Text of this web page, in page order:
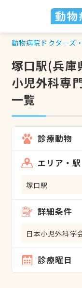
動物病院ドクターズ
塚口駅(兵庫
小児外科専
一覧
診療動物
エリア・駅
塚口駅
詳細条件
日本小児外科学
診療曜日